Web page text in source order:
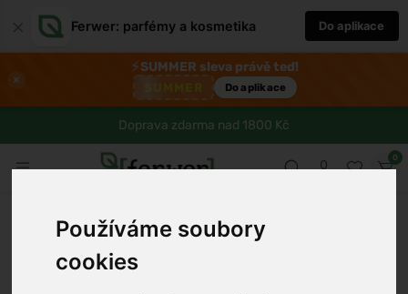
Používáme soubory
cookies
Ferwer: parfémy a kosmetika Do aplikace
×
⚡SUMMER sleva právě teď!
Do aplikace
Doprava zdarma nad 1800 Kč
0